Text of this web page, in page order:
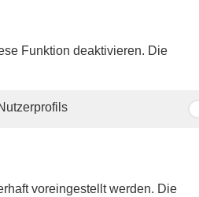
Funktion deaktivieren. Die
voreingestellt werden. Die